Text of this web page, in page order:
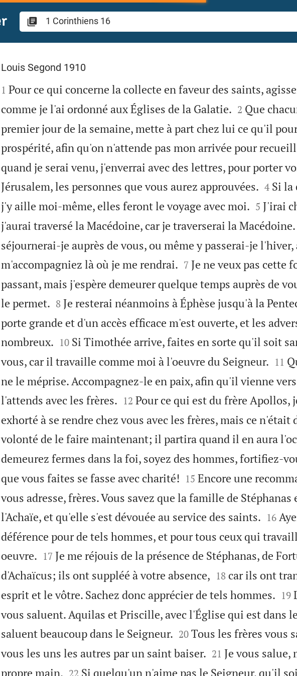
1 Corinthiens 16
Louis Segond 1910

1 Pour ce qui concerne la collecte en faveur des saints,
comme je l'ai ordonné aux Églises de la Galatie.
2 Que
premier jour de la semaine, mette à part chez lui ce qu'il
prospérité, afin qu'on n'attende pas mon arrivée pour
quand je serai venu, j'enverrai avec des lettres, pour porter
Jérusalem, les personnes que vous aurez approuvées.
4 Si la
j'y aille moi-même, elles feront le voyage avec moi.
5 J'irai
j'aurai traversé la Macédoine, car je traverserai la Macédoine.
séjournerai-je auprès de vous, ou même y passerai-je
m'accompagniez là où je me rendrai.
7 Je ne veux pas cette
passant, mais j'espère demeurer quelque temps auprès de
le permet.
8 Je resterai néanmoins à Éphèse jusqu'à la
porte grande et d'un accès efficace m'est ouverte, et les
nombreux.
10 Si Timothée arrive, faites en sorte qu'il soit
vous, car il travaille comme moi à l'oeuvre du Seigneur.
11
ne le méprise. Accompagnez-le en paix, afin qu'il vienne
l'attends avec les frères.
12 Pour ce qui est du frère Apollos,
exhorté à se rendre chez vous avec les frères, mais ce n'était
volonté de le faire maintenant; il partira quand il en aura
demeurez fermes dans la foi, soyez des hommes, fortifiez-
que vous faites se fasse avec charité!
15 Encore une
vous adresse, frères. Vous savez que la famille de Stéphanas
l'Achaïe, et qu'elle s'est dévouée au service des saints.
16
déférence pour de tels hommes, et pour tous ceux qui
oeuvre.
17 Je me réjouis de la présence de Stéphanas, de
d'Achaïcus; ils ont suppléé à votre absence,
18 car ils ont
esprit et le vôtre. Sachez donc apprécier de tels hommes.
19
vous saluent. Aquilas et Priscille, avec l'Église qui est dans
saluent beaucoup dans le Seigneur.
20 Tous les frères vous
vous les uns les autres par un saint baiser.
21 Je vous salue,
propre main.
22 Si quelqu'un n'aime pas le Seigneur, qu'il